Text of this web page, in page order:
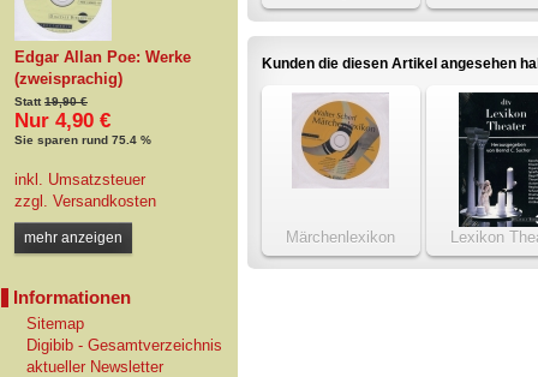
Edgar Allan Poe: Werke
(zweisprachig)
Statt19,90 €
Nur 4,90 €
Sie sparen rund 75.4 %
inkl. Umsatzsteuer
zzgl. Versandkosten
mehr anzeigen
Informationen
Sitemap
Digibib - Gesamtverzeichnis
aktueller Newsletter
Abenteuer,
Erfahrungen und
Beobachtungen
Teutsch
Kunden die diesen Artikel angesehen
Märchenlexikon Lexikon